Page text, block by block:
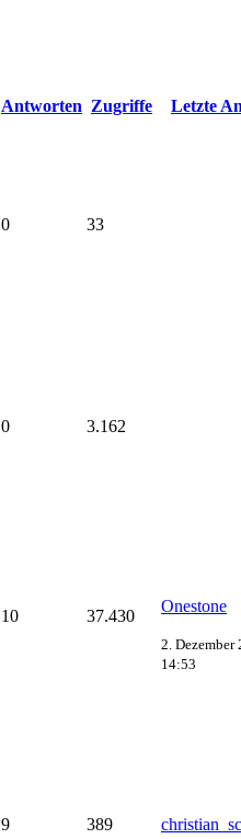
Antworten Zugriffe Letzte
0 33
0 3.162
10 37.430
Onestone
2. Dezember
14:53
9 389